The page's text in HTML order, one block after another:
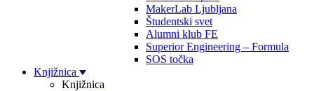
MakerLab Ljubljana
Študentski svet
Alumni klub FE
Superior Engineering – Formula
SOS točka
Knjižnica
Knjižnica